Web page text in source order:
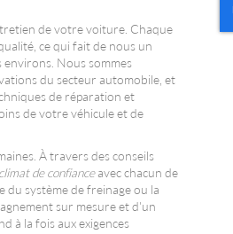
de votre voiture. Chaque
ce qui fait de nous un
Nous sommes
du secteur automobile, et
de réparation et
de votre véhicule et de
À travers des conseils
climat de confianceavec chacun de
du système de freinage ou la
sur mesure et d'un
à la fois aux exigences